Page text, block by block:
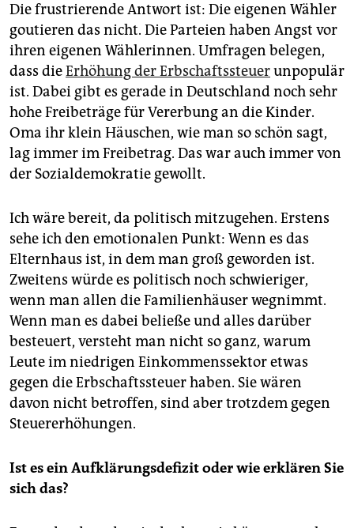
Die frustrierende Antwort ist: Die eigenen Wähler
goutieren das nicht. Die Parteien haben Angst vor
ihren eigenen Wählerinnen. Umfragen belegen,
dass dieErhöhung der Erbschaftssteuerunpopulär
ist. Dabei gibt es gerade in Deutschland noch sehr
hohe Freibeträge für Vererbung an die Kinder.
Oma ihr klein Häuschen, wie man so schön sagt,
lag immer im Freibetrag. Das war auch immer von
der Sozialdemokratie gewollt.
Ich wäre bereit, da politisch mitzugehen. Erstens
sehe ich den emotionalen Punkt: Wenn es das
Elternhaus ist, in dem man groß geworden ist.
Zweitens würde es politisch noch schwieriger,
wenn man allen die Familienhäuser wegnimmt.
Wenn man es dabei beließe und alles darüber
besteuert, versteht man nicht so ganz, warum
Leute im niedrigen Einkommenssektor etwas
gegen die Erbschaftssteuer haben. Sie wären
davon nicht betroffen, sind aber trotzdem gegen
Steuererhöhungen.
Ist es ein Aufklärungsdefizit oder wie erklären Sie
sich das?